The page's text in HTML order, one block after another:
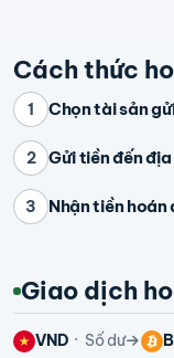
Cách thức
1 Chọn tài sản
2 Gửi tiền đến
3 Nhận tiền
Giao dịch
VND Số dư